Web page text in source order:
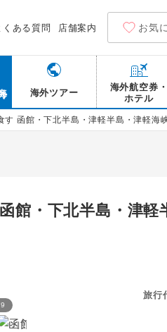
くある質問 店舗案内 お気
海外ツアー
海外航空券・
ホテル
函館・下北半島・津軽半島・津軽海
・下北半島・津軽
9
旅行